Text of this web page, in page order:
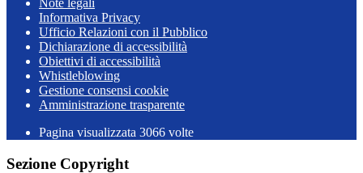
Note legali
Informativa Privacy
Ufficio Relazioni con il Pubblico
Dichiarazione di accessibilità
Obiettivi di accessibilità
Whistleblowing
Gestione consensi cookie
Amministrazione trasparente
Pagina visualizzata 3066 volte
Sezione Copyright